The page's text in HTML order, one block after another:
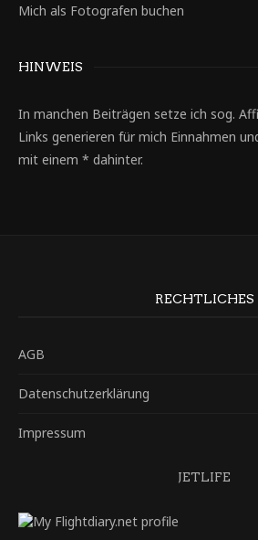
Mich als Fotografen buchen
HINWEIS
In manchen Beiträgen setze ich sog.
Links generieren für mich Einnahmen
mit einem * dahinter.
RECHTLICHES
AGB
Datenschutzerklärung
Impressum
JETLIFE